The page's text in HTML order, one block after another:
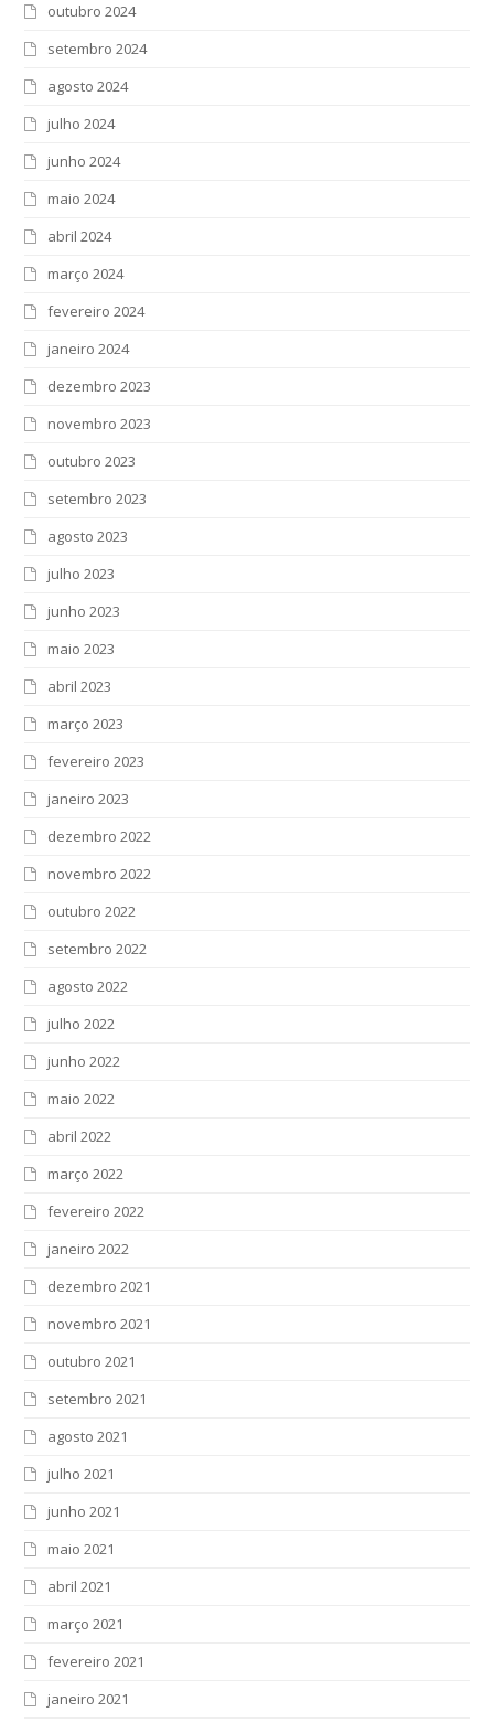
outubro 2024
setembro 2024
agosto 2024
julho 2024
junho 2024
maio 2024
abril 2024
março 2024
fevereiro 2024
janeiro 2024
dezembro 2023
novembro 2023
outubro 2023
setembro 2023
agosto 2023
julho 2023
junho 2023
maio 2023
abril 2023
março 2023
fevereiro 2023
janeiro 2023
dezembro 2022
novembro 2022
outubro 2022
setembro 2022
agosto 2022
julho 2022
junho 2022
maio 2022
abril 2022
março 2022
fevereiro 2022
janeiro 2022
dezembro 2021
novembro 2021
outubro 2021
setembro 2021
agosto 2021
julho 2021
junho 2021
maio 2021
abril 2021
março 2021
fevereiro 2021
janeiro 2021